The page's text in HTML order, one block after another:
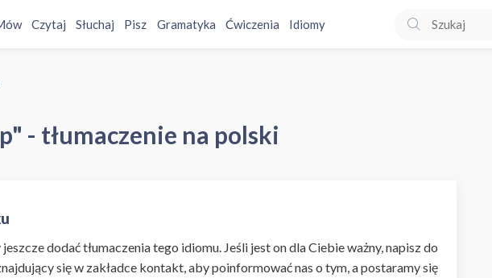
Czytaj Słuchaj Pisz Gramatyka Ćwiczenia Idiomy
- tłumaczenie na polski
dodać tłumaczenia tego idiomu. Jeśli jest on dla Ciebie ważny, napisz do
się w zakładce kontakt, aby poinformować nas o tym, a postaramy się